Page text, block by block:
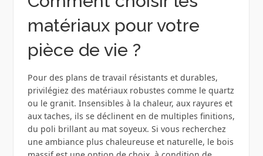
matériaux pour votre
pièce de vie ?
Pour des plans de travail résistants et durables,
privilégiez des matériaux robustes comme le quartz
ou le granit. Insensibles à la chaleur, aux rayures et
aux taches, ils se déclinent en de multiples finitions,
du poli brillant au mat soyeux. Si vous recherchez
une ambiance plus chaleureuse et naturelle, le bois